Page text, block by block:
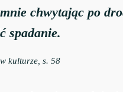
chwytając po
spadanie.
kulturze , s. 58